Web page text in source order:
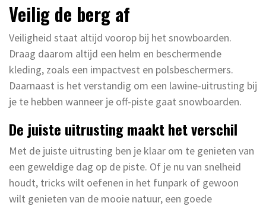
Veilig de berg af
Veiligheid staat altijd voorop bij het snowboarden.
Draag daarom altijd een helm en beschermende
kleding, zoals een impactvest en polsbeschermers.
Daarnaast is het verstandig om een lawine-uitrusting bij
je te hebben wanneer je off-piste gaat snowboarden.
De juiste uitrusting maakt het verschil
Met de juiste uitrusting ben je klaar om te genieten van
een geweldige dag op de piste. Of je nu van snelheid
houdt, tricks wilt oefenen in het funpark of gewoon
wilt genieten van de mooie natuur, een goede